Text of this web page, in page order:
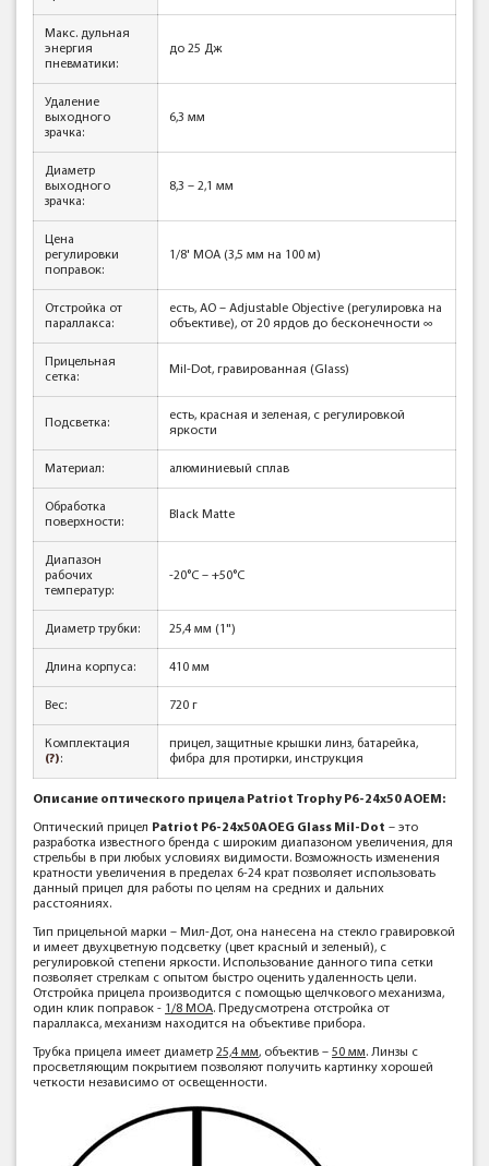
Макс. дульная
энергия
пневматики:
до 25 Дж
Удаление
выходного
зрачка:
6,3 мм
Диаметр
выходного
зрачка:
8,3 – 2,1 мм
Цена
регулировки
поправок:
1/8' МОА (3,5 мм на 100 м)
Отстройка от
параллакса:
есть, AO – Adjustable Objective (регулировка на
объективе), от 20 ярдов до бесконечности ∞
Прицельная
сетка:
Mil-Dot, гравированная (Glass)
Подсветка:
есть, красная и зеленая, с регулировкой
яркости
Материал: алюминиевый сплав
Обработка
поверхности:
Black Matte
Диапазон
рабочих
температур:
-20°C – +50°C
Диаметр трубки: 25,4 мм (1")
Длина корпуса: 410 мм
Вес: 720 г
Комплектация
(?):
прицел, защитные крышки линз, батарейка,
фибра для протирки, инструкция
Описание оптического прицела Patriot Trophy P6-24x50 AOEM:
Оптический прицел Patriot P6-24x50AOEG Glass Mil-Dot – это
разработка известного бренда с широким диапазоном увеличения, для
стрельбы в при любых условиях видимости. Возможность изменения
кратности увеличения в пределах 6-24 крат позволяет использовать
данный прицел для работы по целям на средних и дальних
расстояниях.
Тип прицельной марки – Мил-Дот, она нанесена на стекло гравировкой
и имеет двухцветную подсветку (цвет красный и зеленый), с
регулировкой степени яркости. Использование данного типа сетки
позволяет стрелкам с опытом быстро оценить удаленность цели.
Отстройка прицела производится с помощью щелчкового механизма,
один клик поправок - 1/8 МОА. Предусмотрена отстройка от
параллакса, механизм находится на объективе прибора.
Трубка прицела имеет диаметр 25,4 мм, объектив – 50 мм. Линзы с
просветляющим покрытием позволяют получить картинку хорошей
четкости независимо от освещенности.